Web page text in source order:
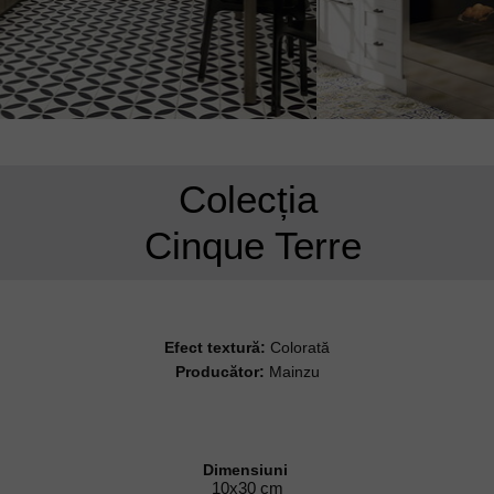
Dimensiuni
10x30 cm
Colecția
Cinque Terre
Efect textură: Colorată
Producător: Mainzu